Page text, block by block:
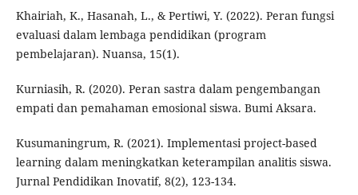
Khairiah, K., Hasanah, L., & Pertiwi, Y. (2022). Peran fungsi
evaluasi dalam lembaga pendidikan (program
pembelajaran). Nuansa, 15(1).
Kurniasih, R. (2020). Peran sastra dalam pengembangan
empati dan pemahaman emosional siswa. Bumi Aksara.
Kusumaningrum, R. (2021). Implementasi project-based
learning dalam meningkatkan keterampilan analitis siswa.
Jurnal Pendidikan Inovatif, 8(2), 123-134.